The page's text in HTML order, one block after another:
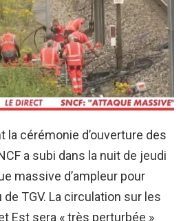
la cérémonie d’ouverture des
a subi dans la nuit de jeudi
massive d’ampleur pour
TGV. La circulation sur les
Est sera « très perturbée »